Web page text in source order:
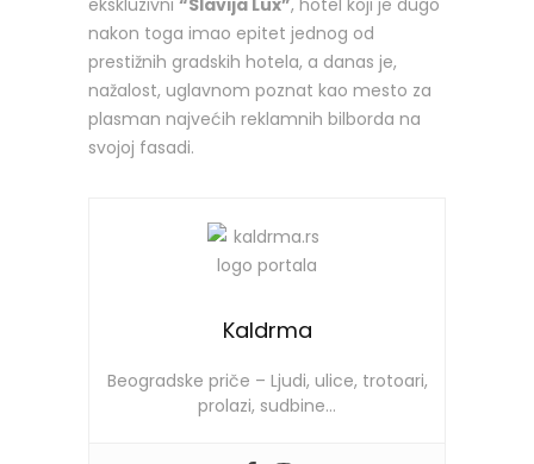
ekskluzivni “Slavija Lux”, hotel koji je dugo
nakon toga imao epitet jednog od
prestižnih gradskih hotela, a danas je,
nažalost, uglavnom poznat kao mesto za
plasman najvećih reklamnih bilborda na
svojoj fasadi.
Kaldrma
Beogradske priče – Ljudi, ulice, trotoari,
prolazi, sudbine…